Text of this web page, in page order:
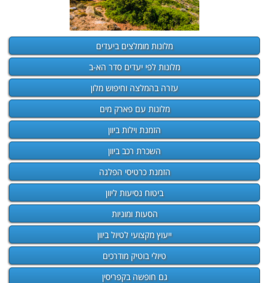
מלונות מומלצים ביעדים
מלונות לפי יעדים סדר הא-ב
עזרה בהמלצה וחיפוש מלון
מלונות עם פארק מים
הזמנת וילות ביוון
השכרת רכב ביוון
הזמנת כרטיסי הפלגה
ביטוח נסיעות ליוון
הסעות ומוניות
ייעוץ מקצועי לטיול ביוון
טיולי בוטיק מודרכים
גם חופשה בקפריסין